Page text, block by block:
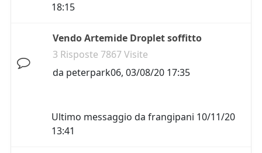
18:15
Vendo Artemide Droplet soffitto
3 Risposte 7867 Visite
da peterpark06, 03/08/20 17:35
Ultimo messaggio da frangipani 10/11/20
13:41